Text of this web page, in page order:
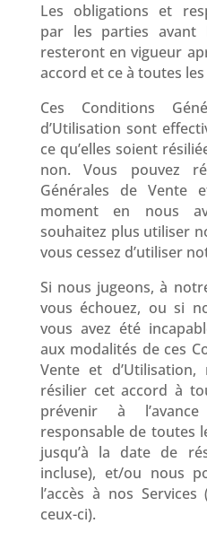
Les obligations et
par les parties avant
resteront en vigueur
accord et ce à toutes
Ces Conditions
d’Utilisation sont
ce qu’elles soient
non. Vous pouvez
Générales de Vente
moment en nous
souhaitez plus utiliser
vous cessez d’utiliser
Si nous jugeons, à
vous échouez, ou si
vous avez été
aux modalités de ces
Vente et
résilier cet accord à
prévenir à
responsable de toutes
jusqu’à la date de
incluse), et/ou nous
l’accès à nos
ceux-ci).